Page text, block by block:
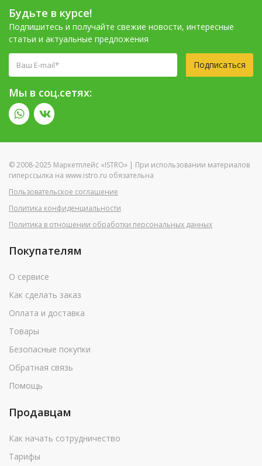
Будьте в курсе!
Подпишитесь и получайте свежие новости, интересные
статьи и актуальные предложения
Подписаться
Мы в соц.сетях:
© 2008-2025 Маркетплейс «ISTRO» | При использовании материалов
гиперссылка на www.istro.ru обязательна
Пользовательское соглашение
Политика конфиденциальности
Политика в отношении обработки персональных данных
Покупателям
О сервисе
Как сделать заказ
Оплата и доставка
Товары
Безопасные покупки
Обратная связь
Помощь
Продавцам
Как начать сотрудничество
Тарифы